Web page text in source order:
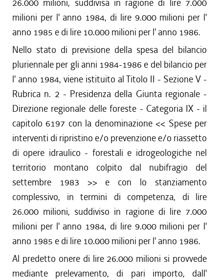
26.000 milioni, suddivisa in ragione di lire 7.000
milioni per l' anno 1984, di lire 9.000 milioni per l'
anno 1985 e di lire 10.000 milioni per l' anno 1986.
Nello stato di previsione della spesa del bilancio
pluriennale per gli anni 1984-1986 e del bilancio per
l' anno 1984, viene istituito al Titolo II - Sezione V -
Rubrica n. 2 - Presidenza della Giunta regionale -
Direzione regionale delle foreste - Categoria IX - il
capitolo 6197 con la denominazione << Spese per
interventi di ripristino e/o prevenzione e/o riassetto
di opere idraulico - forestali e idrogeologiche nel
territorio montano colpito dal nubifragio del
settembre 1983 >> e con lo stanziamento
complessivo, in termini di competenza, di lire
26.000 milioni, suddiviso in ragione di lire 7.000
milioni per l' anno 1984, di lire 9.000 milioni per l'
anno 1985 e di lire 10.000 milioni per l' anno 1986.
Al predetto onere di lire 26.000 milioni si provvede
mediante prelevamento, di pari importo, dall'